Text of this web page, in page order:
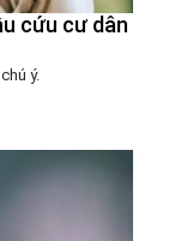
cứu cư dân
ý.